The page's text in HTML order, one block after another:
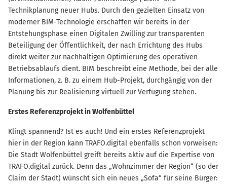
Technikplanung neuer Hubs. Durch den gezielten Einsatz von
moderner BIM-Technologie erschaffen wir bereits in der
Entstehungsphase einen Digitalen Zwilling zur transparenten
Beteiligung der Öffentlichkeit, der nach Errichtung des Hubs
direkt weiter zur nachhaltigen Optimierung des operativen
Betriebsablaufs dient. BIM beschreibt eine Methode, bei der alle
Informationen, z. B. zu einem Hub-Projekt, durchgängig von der
Planung bis zur Realisierung virtuell zur Verfügung stehen.
Erstes Referenzprojekt in Wolfenbüttel
Klingt spannend? Ist es auch! Und ein erstes Referenzprojekt
hier in der Region kann TRAFO.digital ebenfalls schon vorweisen:
Die Stadt Wolfenbüttel greift bereits aktiv auf die Expertise von
TRAFO.digital zurück. Denn das „Wohnzimmer der Region“ (so der
Claim der Stadt) wünscht sich ein neues „Sofa“ für seine Bürger: